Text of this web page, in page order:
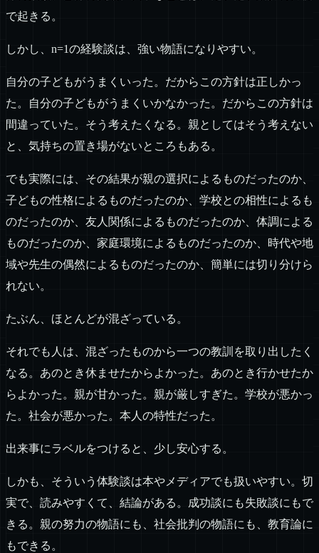
で起きる。
しかし、n=1の経験談は、強い物語になりやすい。
自分の子どもがうまくいった。だからこの方針は正しかっ
た。自分の子どもがうまくいかなかった。だからこの方針は
間違っていた。そう考えたくなる。親としてはそう考えない
と、気持ちの置き場がないところもある。
でも実際には、その結果が親の選択によるものだったのか、
子どもの性格によるものだったのか、学校との相性によるも
のだったのか、友人関係によるものだったのか、体調による
ものだったのか、家庭環境によるものだったのか、時代や地
域や先生の偶然によるものだったのか、簡単には切り分けら
れない。
たぶん、ほとんどが混ざっている。
それでも人は、混ざったものから一つの教訓を取り出したく
なる。あのとき休ませたからよかった。あのとき行かせたか
らよかった。親が甘かった。親が厳しすぎた。学校が悪かっ
た。社会が悪かった。本人の特性だった。
出来事にラベルをつけると、少し安心する。
しかも、そういう体験談は本やメディアでも扱いやすい。切
実で、読みやすくて、結論がある。成功談にも失敗談にもで
きる。親の努力の物語にも、社会批判の物語にも、教育論に
もできる。